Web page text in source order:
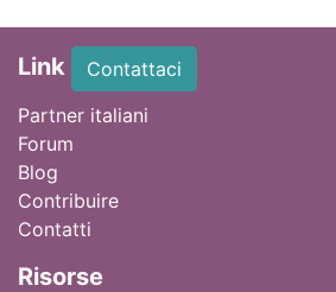
Link
Contattaci
Partner italiani
Forum
Blog
Contribuire
Contatti
Risorse